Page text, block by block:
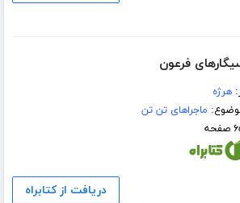
فرعون
هرژه
ماجراهای تن تن
دریافت از کتابراه